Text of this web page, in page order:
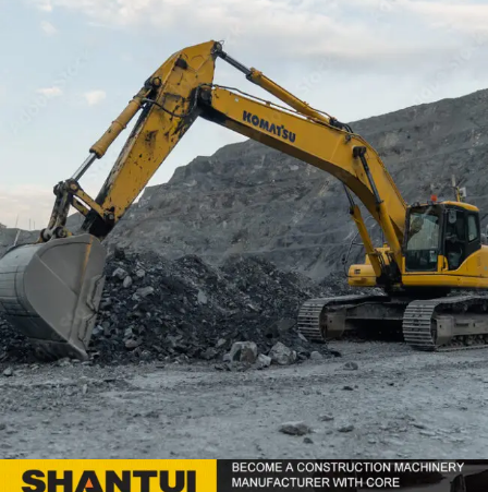
EXCAVATOR TOOLS
KOMATSU PC400LCSE-8
Find Out More